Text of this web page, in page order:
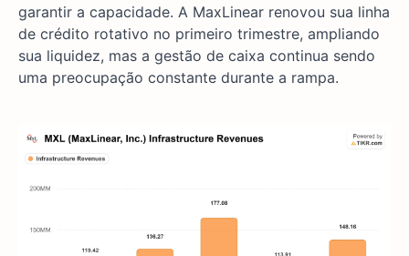
garantir a capacidade. A MaxLinear renovou sua linha
de crédito rotativo no primeiro trimestre, ampliando
sua liquidez, mas a gestão de caixa continua sendo
uma preocupação constante durante a rampa.